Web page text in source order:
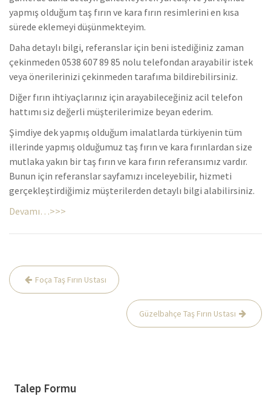
yapmış olduğum taş fırın ve kara fırın resimlerini en kısa
sürede eklemeyi düşünmekteyim.
Daha detaylı bilgi, referanslar için beni istediğiniz zaman
çekinmeden 0538 607 89 85 nolu telefondan arayabilir istek
veya önerilerinizi çekinmeden tarafıma bildirebilirsiniz.
Diğer fırın ihtiyaçlarınız için arayabileceğiniz acil telefon
hattımı siz değerli müşterilerimize beyan ederim.
Şimdiye dek yapmış olduğum imalatlarda türkiyenin tüm
illerinde yapmış olduğumuz taş fırın ve kara fırınlardan size
mutlaka yakın bir taş fırın ve kara fırın referansımız vardır.
Bunun için referanslar sayfamızı inceleyebilir, hizmeti
gerçekleştirdiğimiz müşterilerden detaylı bilgi alabilirsiniz.
Devamı…>>>
Yazı
gezinmesi
Foça Taş Fırın Ustası
Güzelbahçe Taş Fırın Ustası
Talep Formu